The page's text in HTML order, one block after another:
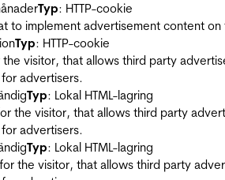
Typ: HTTP-cookie
to implement advertisement content
Typ: HTTP-cookie
the visitor, that allows third party
advertisers.
Typ: Lokal HTML-lagring
the visitor, that allows third party
advertisers.
Typ: Lokal HTML-lagring
the visitor, that allows third party